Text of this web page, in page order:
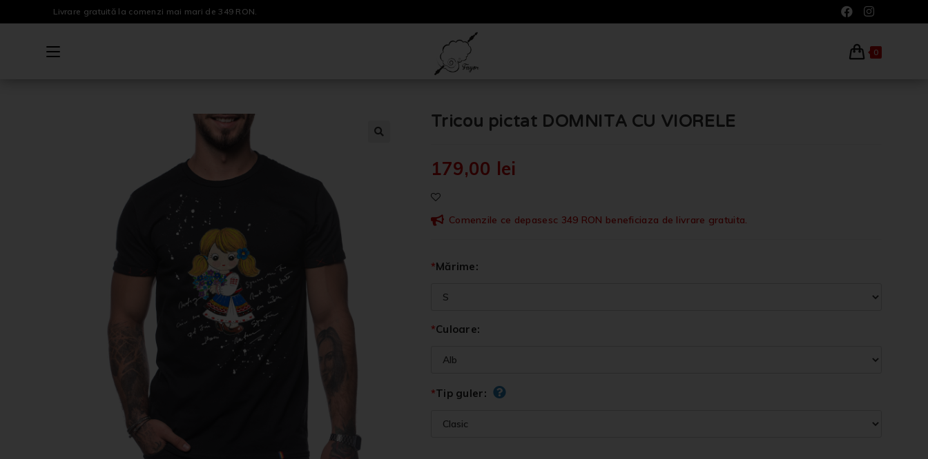
Livrare gratuită la comenzi mai mari de 349 RON.
0
Tricou pictat DOMNITA CU VIORELE
179,00 lei
Comenzile ce depasesc 349 RON beneficiaza de livrare gratuita.
*Mărime:
*Culoare:
*Tip guler: